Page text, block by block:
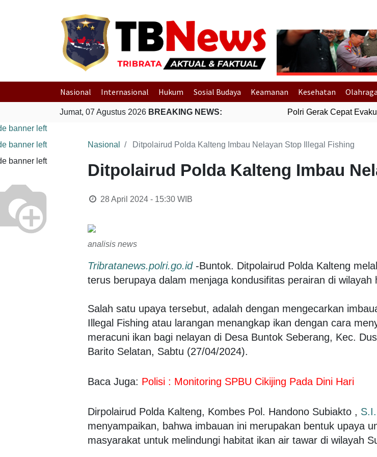
Previous
Nasional Internasional Hukum Sosial Budaya Keamanan Kesehatan Olahraga
Jumat, 07 Agustus 2026 BREAKING NEWS: Polri Gerak Cepat
Nasional Ditpolairud Polda Kalteng Imbau Nelayan Stop Illegal Fishing
Ditpolairud Polda Kalteng Imbau
28 April 2024 - 15:30WIB
analisis news
Tribratanews.polri.go.id-Buntok. Ditpolairud Polda Kalteng
terus berupaya dalam menjaga kondusifitas perairan di wilayah
Salah satu upaya tersebut, adalah dengan mengecarkan
Illegal Fishing atau larangan menangkap ikan dengan cara
meracuni ikan bagi nelayan di Desa Buntok Seberang, Kec.
Barito Selatan, Sabtu (27/04/2024).
Baca Juga: Polisi : Monitoring SPBU Cikijing Pada Dini Hari
Dirpolairud Polda Kalteng, Kombes Pol. Handono Subiakto ,
menyampaikan, bahwa imbauan ini merupakan bentuk upaya
masyarakat untuk melindungi habitat ikan air tawar di wilayah